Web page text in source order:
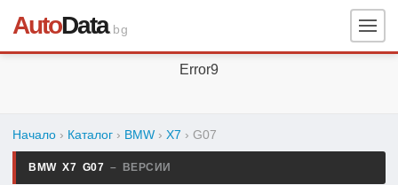
AutoData.bg
Error9
Начало › Каталог › BMW › X7 › G07
BMW X7 G07 – ВЕРСИИ